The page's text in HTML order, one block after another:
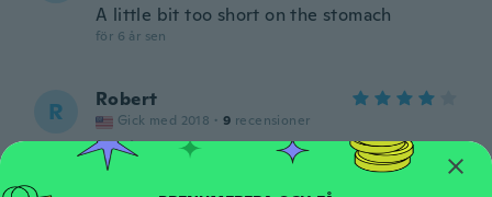
A little bit too short on the stomach
för 6 år sen
R Robert
Gick med 2018 · 9 recensioner
för 6 år sen